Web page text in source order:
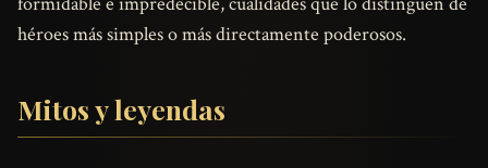
héroes más simples o más directamente poderosos.
Mitos y leyendas